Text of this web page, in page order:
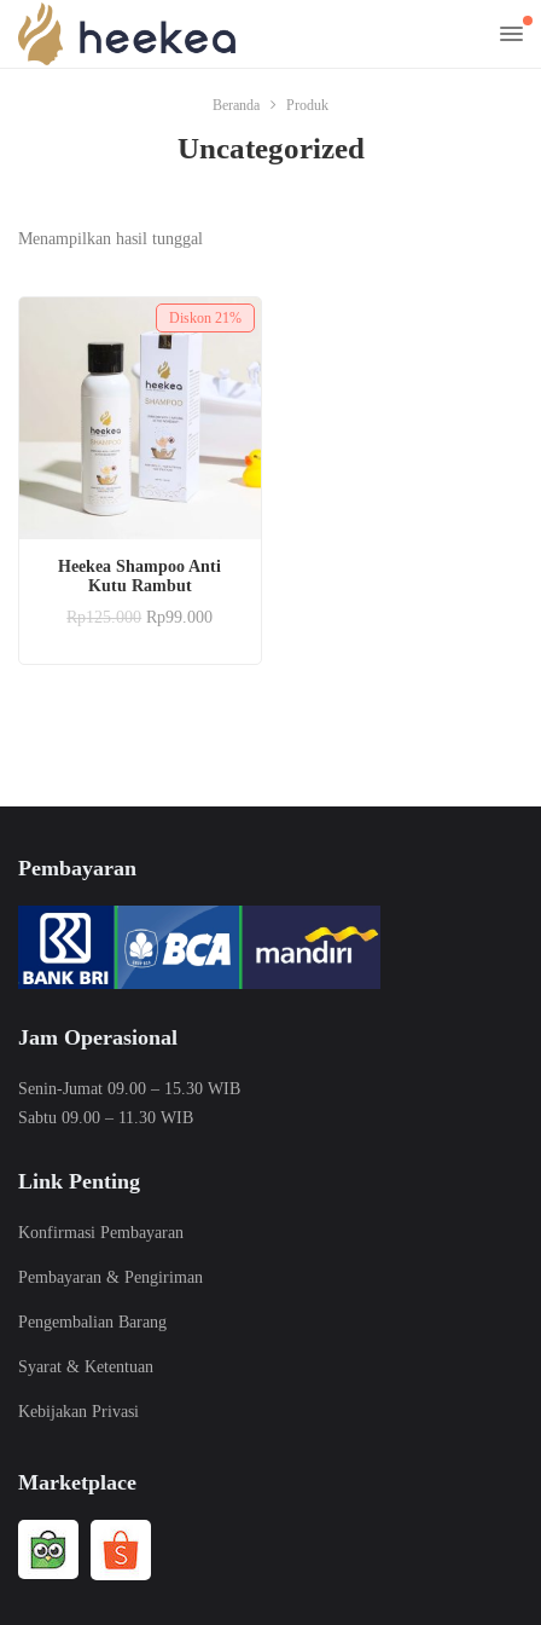
Beranda Produk
Uncategorized
Menampilkan hasil tunggal
Diskon 21%
Heekea Shampoo Anti
Kutu Rambut
Rp125.000 Rp99.000
Pembayaran
Jam Operasional
Senin-Jumat 09.00 – 15.30 WIB
Sabtu 09.00 – 11.30 WIB
Link Penting
Konfirmasi Pembayaran
Pembayaran & Pengiriman
Pengembalian Barang
Syarat & Ketentuan
Kebijakan Privasi
Marketplace